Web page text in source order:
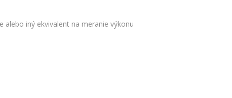
alebo iný ekvivalent na meranie výkonu